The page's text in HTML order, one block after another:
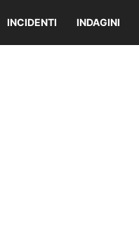
INCIDENTI INDAGINI